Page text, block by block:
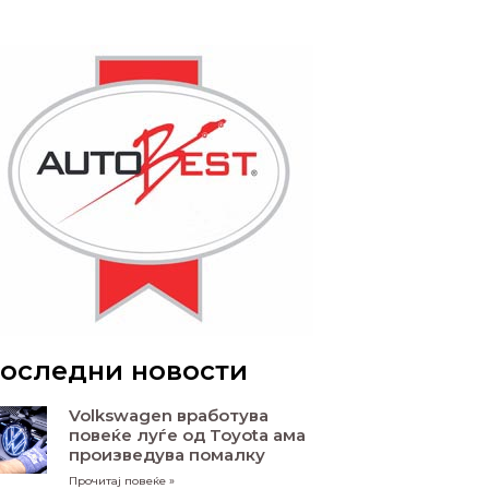
новости
Volkswagen вработува
повеќе луѓе од Toyota ама
произведува помалку
Прочитај повеќе »